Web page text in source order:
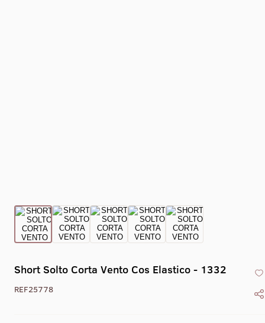
Short Solto Corta Vento Cos Elastico - 1332
REF25778